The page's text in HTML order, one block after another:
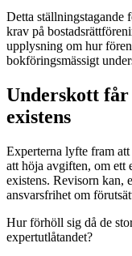
Detta ställningstagande
krav på
upplysning om hur
bokföringsmässigt
Underskott
existens
Experterna lyfte fram
att höja avgiften, om ett
existens. Revisorn kan,
ansvarsfrihet om
Hur förhöll sig då de
expertutlåtandet?